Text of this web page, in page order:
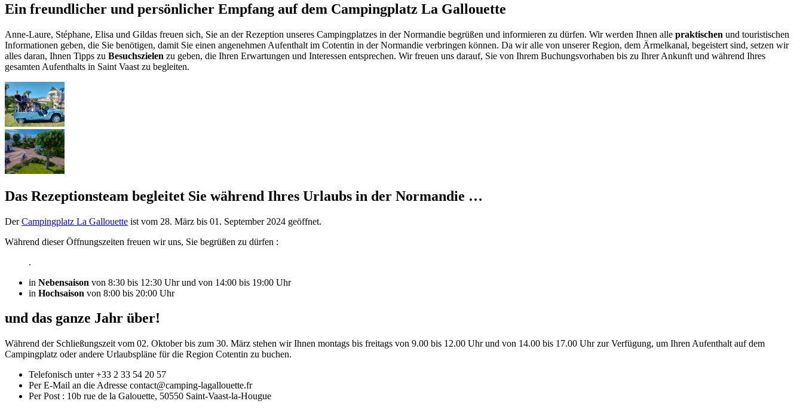
Ein freundlicher und persönlicher Empfang auf dem Campingplatz La Gallouette
Anne-Laure, Stéphane, Elisa und Gildas freuen sich, Sie an der Rezeption unseres Campingplatzes in der Normandie begrüßen und informieren zu dürfen. Wir werden Ihnen alle praktischen und touristischen
Informationen geben, die Sie benötigen, damit Sie einen angenehmen Aufenthalt im Cotentin in der Normandie verbringen können. Da wir alle von unserer Region, dem Ärmelkanal, begeistert sind, setzen wir
alles daran, Ihnen Tipps zu Besuchszielen zu geben, die Ihren Erwartungen und Interessen entsprechen. Wir freuen uns darauf, Sie von Ihrem Buchungsvorhaben bis zu Ihrer Ankunft und während Ihres
gesamten Aufenthalts in Saint Vaast zu begleiten.
Das Rezeptionsteam begleitet Sie während Ihres Urlaubs in der Normandie …
DerCampingplatz La Gallouette ist vom 28. März bis 01. September 2024 geöffnet.
Während dieser Öffnungszeiten freuen wir uns, Sie begrüßen zu dürfen :
.
in Nebensaison von 8:30 bis 12:30 Uhr und von 14:00 bis 19:00 Uhr
in Hochsaison von 8:00 bis 20:00 Uhr
und das ganze Jahr über!
Während der Schließungszeit vom 02. Oktober bis zum 30. März stehen wir Ihnen montags bis freitags von 9.00 bis 12.00 Uhr und von 14.00 bis 17.00 Uhr zur Verfügung, um Ihren Aufenthalt auf dem
Campingplatz oder andere Urlaubspläne für die Region Cotentin zu buchen.
Telefonisch unter +33 2 33 54 20 57
Per E-Mail an die Adresse contact@camping-lagallouette.fr
Per Post : 10b rue de la Galouette, 50550 Saint-Vaast-la-Hougue